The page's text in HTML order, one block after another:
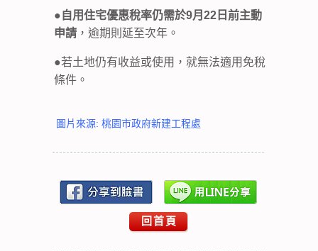
● 自用住宅優惠稅率仍需於9月22日前主動
申請 ，逾期則延至次年。
●若土地仍有收益或使用，就無法適用免稅
條件。
圖片來源: 桃園市政府新建工程處
回首頁